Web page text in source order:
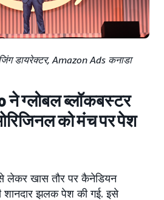
डायरेक्टर, Amazon Ads कनाडा
ने ग्लोबल ब्लॉकबस्टर
को मंच पर पेश
लेकर खास तौर पर कैनेडियन
शानदार झलक पेश की गई. इसे